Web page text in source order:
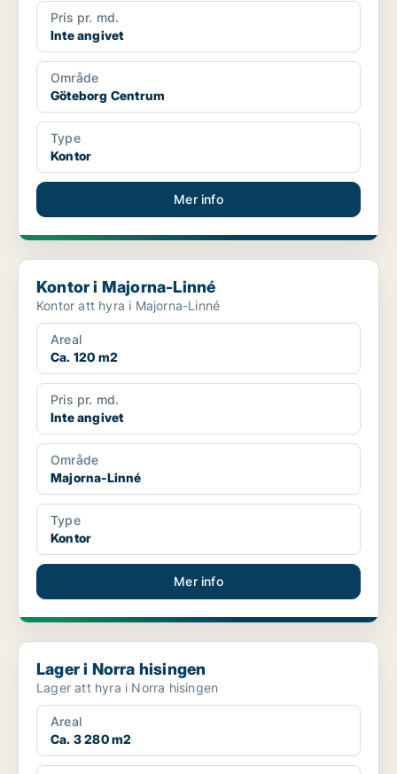
Pris pr. md.
Inte angivet
Område
Göteborg Centrum
Type
Kontor
Mer info
Kontor i Majorna-Linné
Kontor i Majorna-Linné
Kontor att hyra i Majorna-Linné
Areal
Ca. 120 m2
Pris pr. md.
Inte angivet
Område
Majorna-Linné
Type
Kontor
Mer info
Lager i Norra hisingen
Lager i Norra hisingen
Lager att hyra i Norra hisingen
Areal
Ca. 3 280 m2